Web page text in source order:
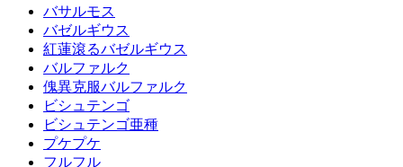
バサルモス
バゼルギウス
紅蓮滾るバゼルギウス
バルファルク
傀異克服バルファルク
ビシュテンゴ
ビシュテンゴ亜種
プケプケ
フルフル